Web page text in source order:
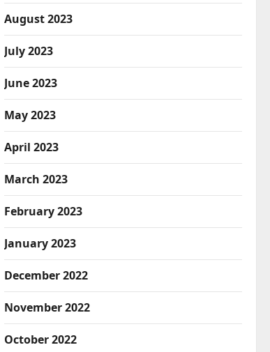
August 2023
July 2023
June 2023
May 2023
April 2023
March 2023
February 2023
January 2023
December 2022
November 2022
October 2022